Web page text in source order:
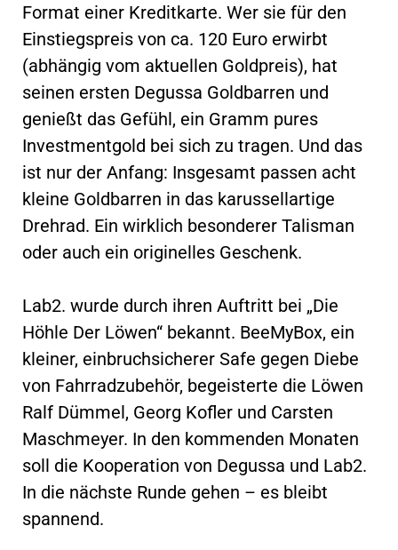
Format einer Kreditkarte. Wer sie für den
Einstiegspreis von ca. 120 Euro erwirbt
(abhängig vom aktuellen Goldpreis), hat
seinen ersten Degussa Goldbarren und
genießt das Gefühl, ein Gramm pures
Investmentgold bei sich zu tragen. Und das
ist nur der Anfang: Insgesamt passen acht
kleine Goldbarren in das karussellartige
Drehrad. Ein wirklich besonderer Talisman
oder auch ein originelles Geschenk.
Lab2. wurde durch ihren Auftritt bei „Die
Höhle Der Löwen“ bekannt. BeeMyBox, ein
kleiner, einbruchsicherer Safe gegen Diebe
von Fahrradzubehör, begeisterte die Löwen
Ralf Dümmel, Georg Kofler und Carsten
Maschmeyer. In den kommenden Monaten
soll die Kooperation von Degussa und Lab2.
In die nächste Runde gehen – es bleibt
spannend.